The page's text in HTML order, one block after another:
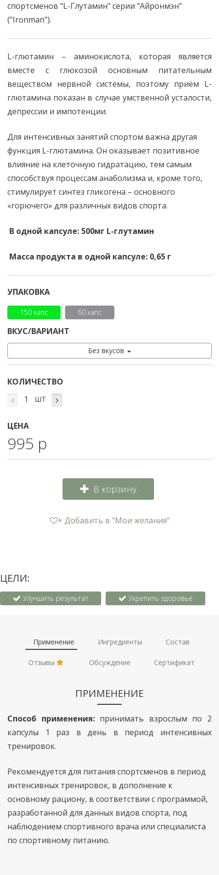
спортсменов "L-Глутамин" серии "Айронмэн"
("Ironman").
L-глютамин – аминокислота, которая является
вместе с глюкозой основным питательным
веществом нервной системы, поэтому приём L-
глютамина показан в случае умственной усталости,
депрессии и импотенции.
Для интенсивных занятий спортом важна другая
функция L-глютамина. Он оказывает позитивное
влияние на клеточную гидратацию, тем самым
способствуя процессам анаболизма и, кроме того,
стимулирует синтез гликогена – основного
«горючего» для различных видов спорта.
В одной капсуле: 500мг L-глутамин
Масса продукта в одной капсуле: 0,65 г
УПАКОВКА
150 капс 60 капс
ВКУС/ВАРИАНТ
Без вкусов
КОЛИЧЕСТВО
ШТ
ЦЕНА
995 р
В корзину
+ Добавить в "Мои желания"
ЦЕЛИ:
Улучшить результат Укрепить здоровье
Применение Ингредиенты Состав
Отзывы Обсуждение Сертификат
ПРИМЕНЕНИЕ
Способ применения:принимать взрослым по 2
капсулы 1 раз в день в период интенсивных
тренировок.
Рекомендуется для питания спортсменов в период
интенсивных тренировок, в дополнение к
основному рациону, в соответствии с программой,
разработанной для данных видов спорта, под
наблюдением спортивного врача или специалиста
по спортивному питанию.